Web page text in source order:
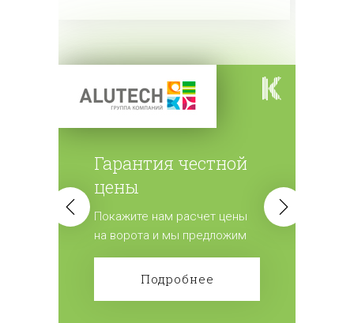
Гарантия честной
цены
Покажите нам расчет цены
на ворота и мы предложим
лучшие условия.
Подробнее